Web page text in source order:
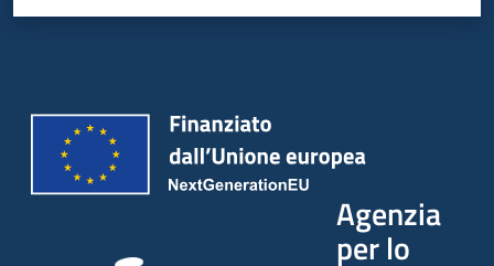
Agenzia
per lo